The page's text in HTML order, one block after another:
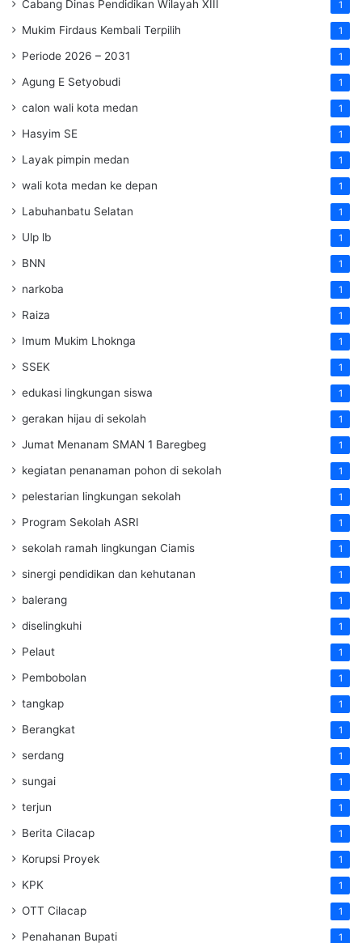
Cabang Dinas Pendidikan Wilayah XIII 1
Mukim Firdaus Kembali Terpilih 1
Periode 2026 – 2031 1
Agung E Setyobudi 1
calon wali kota medan 1
Hasyim SE 1
Layak pimpin medan 1
wali kota medan ke depan 1
Labuhanbatu Selatan 1
Ulp lb 1
BNN 1
narkoba 1
Raiza 1
Imum Mukim Lhoknga 1
SSEK 1
edukasi lingkungan siswa 1
gerakan hijau di sekolah 1
Jumat Menanam SMAN 1 Baregbeg 1
kegiatan penanaman pohon di sekolah 1
pelestarian lingkungan sekolah 1
Program Sekolah ASRI 1
sekolah ramah lingkungan Ciamis 1
sinergi pendidikan dan kehutanan 1
balerang 1
diselingkuhi 1
Pelaut 1
Pembobolan 1
tangkap 1
Berangkat 1
serdang 1
sungai 1
terjun 1
Berita Cilacap 1
Korupsi Proyek 1
KPK 1
OTT Cilacap 1
Penahanan Bupati 1